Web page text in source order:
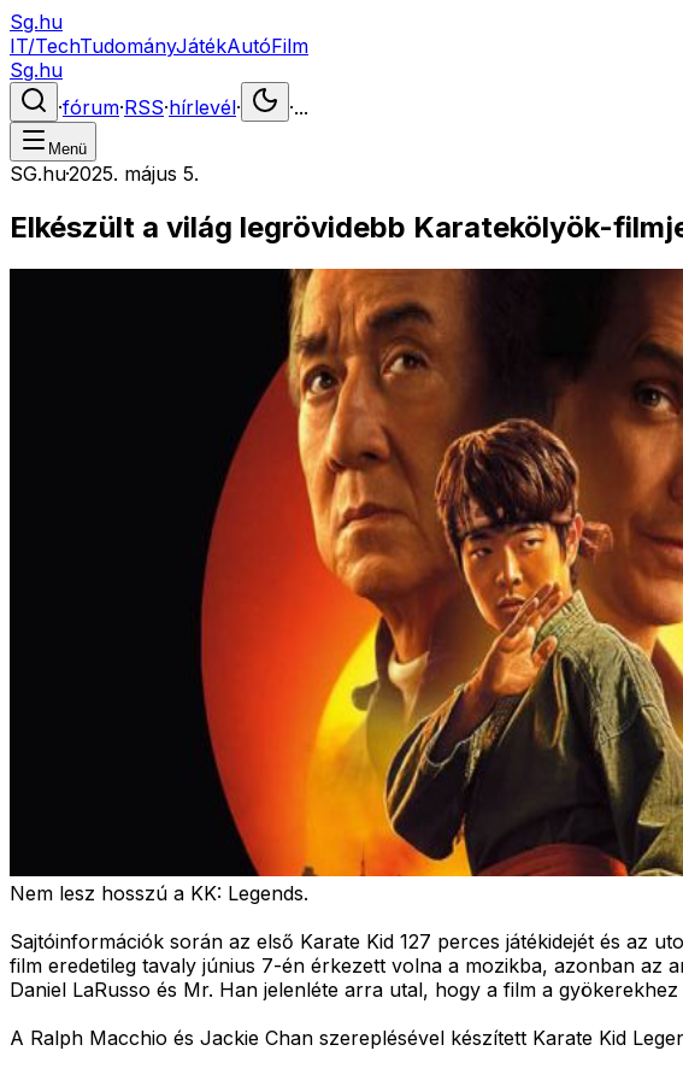
Sg.hu
IT/TechTudományJátékAutóFilm
Sg.hu
·fórum·RSS·hírlevél· ·...
Menü
SG.hu·2025. május 5.
Elkészült a világ legrövidebb Karatekölyök-
Nem lesz hosszú a KK: Legends.
Sajtóinformációk során az első Karate Kid 127 perces játékidejét és az
film eredetileg tavaly június 7-én érkezett volna a mozikba, azonban az
Daniel LaRusso és Mr. Han jelenléte arra utal, hogy a film a
A Ralph Macchio és Jackie Chan szereplésével készített Karate Kid